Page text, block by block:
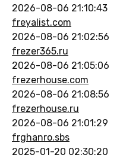
2026-08-06 21:10:43
freyalist.com
2026-08-06 21:02:56
frezer365.ru
2026-08-06 21:05:06
frezerhouse.com
2026-08-06 21:08:56
frezerhouse.ru
2026-08-06 21:01:29
frghanro.sbs
2025-01-20 02:30:20